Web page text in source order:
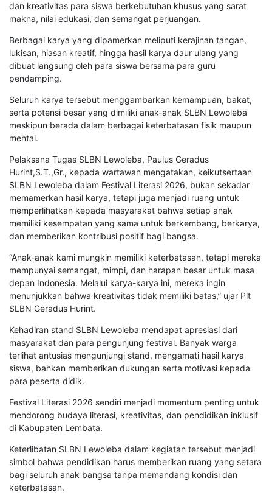
dan kreativitas para siswa berkebutuhan khusus yang sarat
makna, nilai edukasi, dan semangat perjuangan.
Berbagai karya yang dipamerkan meliputi kerajinan tangan,
lukisan, hiasan kreatif, hingga hasil karya daur ulang yang
dibuat langsung oleh para siswa bersama para guru
pendamping.
Seluruh karya tersebut menggambarkan kemampuan, bakat,
serta potensi besar yang dimiliki anak-anak SLBN Lewoleba
meskipun berada dalam berbagai keterbatasan fisik maupun
mental.
Pelaksana Tugas SLBN Lewoleba, Paulus Geradus
Hurint,S.T.,Gr., kepada wartawan mengatakan, keikutsertaan
SLBN Lewoleba dalam Festival Literasi 2026, bukan sekadar
memamerkan hasil karya, tetapi juga menjadi ruang untuk
memperlihatkan kepada masyarakat bahwa setiap anak
memiliki kesempatan yang sama untuk berkembang, berkarya,
dan memberikan kontribusi positif bagi bangsa.
“Anak-anak kami mungkin memiliki keterbatasan, tetapi mereka
mempunyai semangat, mimpi, dan harapan besar untuk masa
depan Indonesia. Melalui karya-karya ini, mereka ingin
menunjukkan bahwa kreativitas tidak memiliki batas,” ujar Plt
SLBN Geradus Hurint.
Kehadiran stand SLBN Lewoleba mendapat apresiasi dari
masyarakat dan para pengunjung festival. Banyak warga
terlihat antusias mengunjungi stand, mengamati hasil karya
siswa, bahkan memberikan dukungan serta motivasi kepada
para peserta didik.
Festival Literasi 2026 sendiri menjadi momentum penting untuk
mendorong budaya literasi, kreativitas, dan pendidikan inklusif
di Kabupaten Lembata.
Keterlibatan SLBN Lewoleba dalam kegiatan tersebut menjadi
simbol bahwa pendidikan harus memberikan ruang yang setara
bagi seluruh anak bangsa tanpa memandang kondisi dan
keterbatasan.